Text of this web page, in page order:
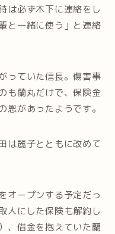
は必ず木下に連絡をし
と一緒に使う」と連絡
っていた信長。傷害事
も蘭丸だけで、保険金
恩があったようです。
は麗子とともに改めて
オープンする予定だっ
人にした保険も解約し
、借金を抱えていた蘭